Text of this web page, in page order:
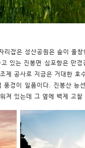
잡은 성산공원은 숲이 울
있는 진봉면 심포항은 만
제 공사로 지금은 거대한
경이 일품이다. 진봉산 능
져 있는데 그 옆에 백제 고